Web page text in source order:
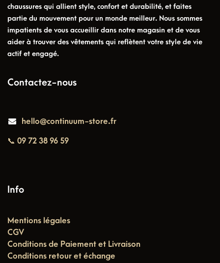
chaussures qui allient style, confort et durabilité, et faites
partie du mouvement pour un monde meilleur. Nous sommes
impatients de vous accueillir dans notre magasin et de vous
aider à trouver des vêtements qui reflètent votre style de vie
actif et engagé.
Contactez-nous
hello@continuum-store.fr
📞 09 72 38 96 59
Info
Mentions légales
CGV
Conditions de Paiement et Livraison
Conditions retour et échange